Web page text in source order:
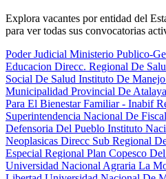
Explora vacantes por entidad del
para ver todas sus convocatorias
Poder Judicial Ministerio Publico-
Educacion Direcc. Regional De
Social De Salud Instituto De
Municipalidad Provincial De Atalaya
Para El Bienestar Familiar - Inabif
Superintendencia Nacional De
Defensoria Del Pueblo Instituto
Neoplasicas Direcc Sub Regional
Especial Regional Plan Copesco
Universidad Nacional Agraria La